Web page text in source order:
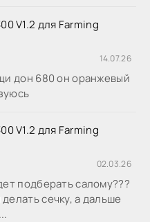
V1.2 для Farming
14.07.26
дон 680 он оранжевый
V1.2 для Farming
02.03.26
подберать салому???
сечку, а дальше